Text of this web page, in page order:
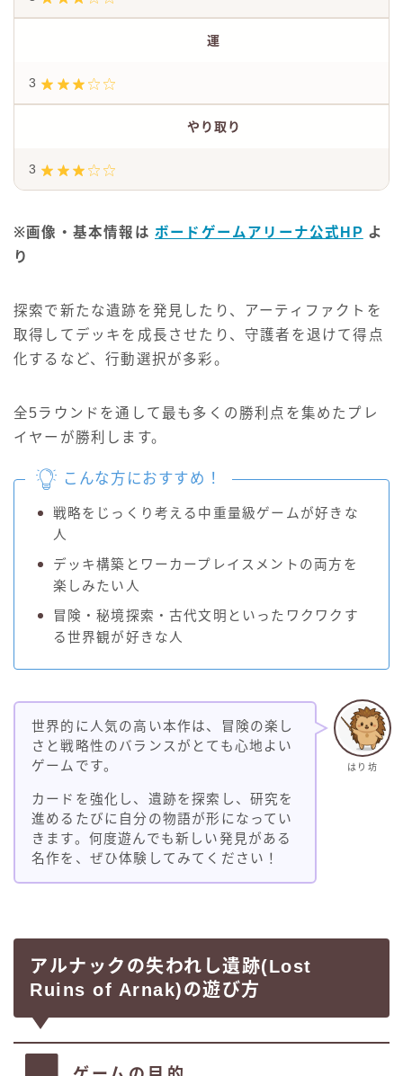
運
3
やり取り
3
※画像・基本情報は ボードゲームアリーナ公式HP よ
り
探索で新たな遺跡を発見したり、アーティファクトを
取得してデッキを成長させたり、守護者を退けて得点
化するなど、行動選択が多彩。
全5ラウンドを通して最も多くの勝利点を集めたプレ
イヤーが勝利します。
こんな方におすすめ！
戦略をじっくり考える中重量級ゲームが好きな
人
デッキ構築とワーカープレイスメントの両方を
楽しみたい人
冒険・秘境探索・古代文明といったワクワクす
る世界観が好きな人
はり坊
世界的に人気の高い本作は、冒険の楽し
さと戦略性のバランスがとても心地よい
ゲームです。
カードを強化し、遺跡を探索し、研究を
進めるたびに自分の物語が形になってい
きます。何度遊んでも新しい発見がある
名作を、ぜひ体験してみてください！
アルナックの失われし遺跡(Lost
Ruins of Arnak)の遊び方